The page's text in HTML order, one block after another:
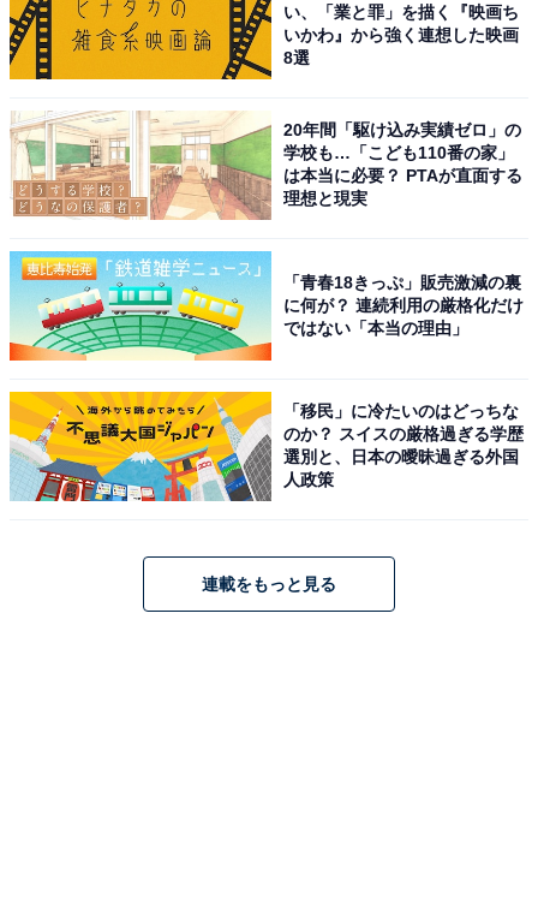
い、「業と罪」を描く『映画ち
いかわ』から強く連想した映画
8選
20年間「駆け込み実績ゼロ」の
学校も…「こども110番の家」
は本当に必要？ PTAが直面する
理想と現実
「青春18きっぷ」販売激減の裏
に何が？ 連続利用の厳格化だけ
ではない「本当の理由」
「移民」に冷たいのはどっちな
のか？ スイスの厳格過ぎる学歴
選別と、日本の曖昧過ぎる外国
人政策
連載をもっと見る